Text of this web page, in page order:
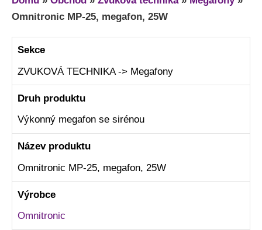
Omnitronic MP-25, megafon, 25W
Sekce
ZVUKOVÁ TECHNIKA -> Megafony
Druh produktu
Výkonný megafon se sirénou
Název produktu
Omnitronic MP-25, megafon, 25W
Výrobce
Omnitronic